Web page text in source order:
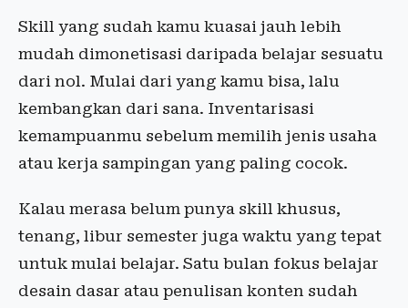
Skill yang sudah kamu kuasai jauh lebih
mudah dimonetisasi daripada belajar sesuatu
dari nol. Mulai dari yang kamu bisa, lalu
kembangkan dari sana. Inventarisasi
kemampuanmu sebelum memilih jenis usaha
atau kerja sampingan yang paling cocok.
Kalau merasa belum punya skill khusus,
tenang, libur semester juga waktu yang tepat
untuk mulai belajar. Satu bulan fokus belajar
desain dasar atau penulisan konten sudah